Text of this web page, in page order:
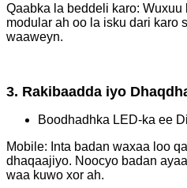
Qaabka la beddeli karo: Wuxuu
modular ah oo la isku dari karo
waaweyn.
3. Rakibaadda iyo
Boodhadhka LED-ka ee
Mobile: Inta badan waxaa loo
dhaqaajiyo. Noocyo badan
waa kuwo xor ah.